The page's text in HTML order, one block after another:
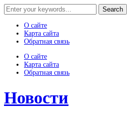
О сайте
Карта сайта
Обратная связь
О сайте
Карта сайта
Обратная связь
Новости